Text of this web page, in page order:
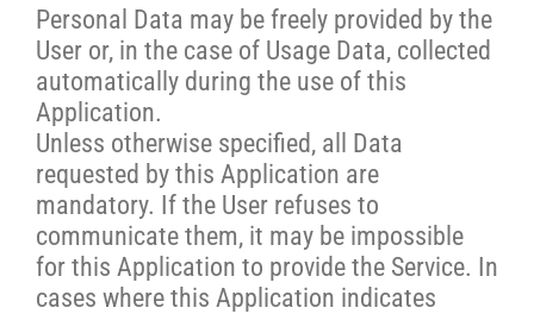
Personal Data may be freely provided by the
User or, in the case of Usage Data, collected
automatically during the use of this
Application.
Unless otherwise specified, all Data
requested by this Application are
mandatory. If the User refuses to
communicate them, it may be impossible
for this Application to provide the Service. In
cases where this Application indicates